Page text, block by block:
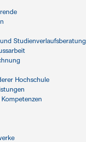
Studienverlaufsberatung
Hochschule